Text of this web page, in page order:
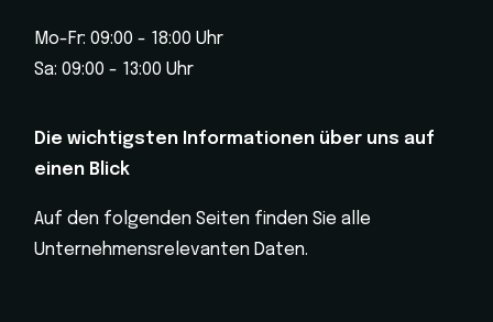
Mo-Fr: 09:00 - 18:00 Uhr
Sa: 09:00 - 13:00 Uhr
Die wichtigsten Informationen über uns auf
einen Blick
Auf den folgenden Seiten finden Sie alle
Unternehmensrelevanten Daten.